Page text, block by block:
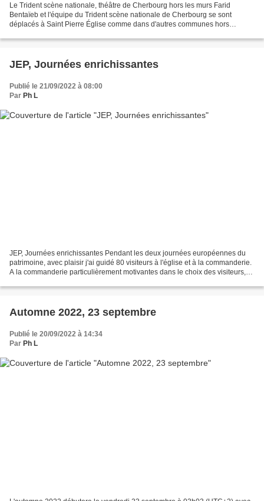
Le Trident scène nationale, théâtre de Cherbourg hors les murs Farid
Bentaïeb et l'équipe du Trident scène nationale de Cherbourg se sont
déplacés à Saint Pierre Église comme dans d'autres communes hors
JEP, Journées enrichissantes
Publié le 21/09/2022 à 08:00
Par Ph L
JEP, Journées enrichissantes Pendant les deux journées européennes du
patrimoine, avec plaisir j'ai guidé 80 visiteurs à l'église et à la commanderie.
A la commanderie particulièrement motivantes dans le choix des visiteurs,
Automne 2022, 23 septembre
Publié le 20/09/2022 à 14:34
Par Ph L